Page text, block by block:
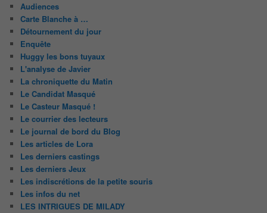
Audiences
Carte Blanche à …
Détournement du jour
Enquête
Huggy les bons tuyaux
L'analyse de Javier
La chroniquette du Matin
Le Candidat Masqué
Le Casteur Masqué !
Le courrier des lecteurs
Le journal de bord du Blog
Les articles de Lora
Les derniers castings
Les derniers Jeux
Les indiscrétions de la petite souris
Les infos du net
LES INTRIGUES DE MILADY